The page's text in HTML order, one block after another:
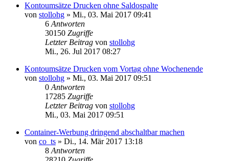
Kontoumsätze Drucken ohne Saldospalte
von stollohg » Mi., 03. Mai 2017 09:41
6 Antworten
30150 Zugriffe
Letzter Beitrag von stollohg
Mi., 26. Jul 2017 08:27
Kontoumsätze Drucken vom Vortag ohne Wochenende
von stollohg » Mi., 03. Mai 2017 09:51
0 Antworten
17285 Zugriffe
Letzter Beitrag von stollohg
Mi., 03. Mai 2017 09:51
Container-Werbung dringend abschaltbar machen
von co_ts » Di., 14. Mär 2017 13:18
8 Antworten